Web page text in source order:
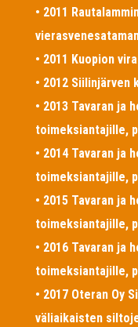
• 2011
• 2011 Kuopion
• 2012
• 2013 Tavaran ja
toimeksiantajille,
• 2014 Tavaran ja
toimeksiantajille,
• 2015 Tavaran ja
toimeksiantajille,
• 2016 Tavaran ja
toimeksiantajille,
• 2017 Oteran Oy
väliaikaisten